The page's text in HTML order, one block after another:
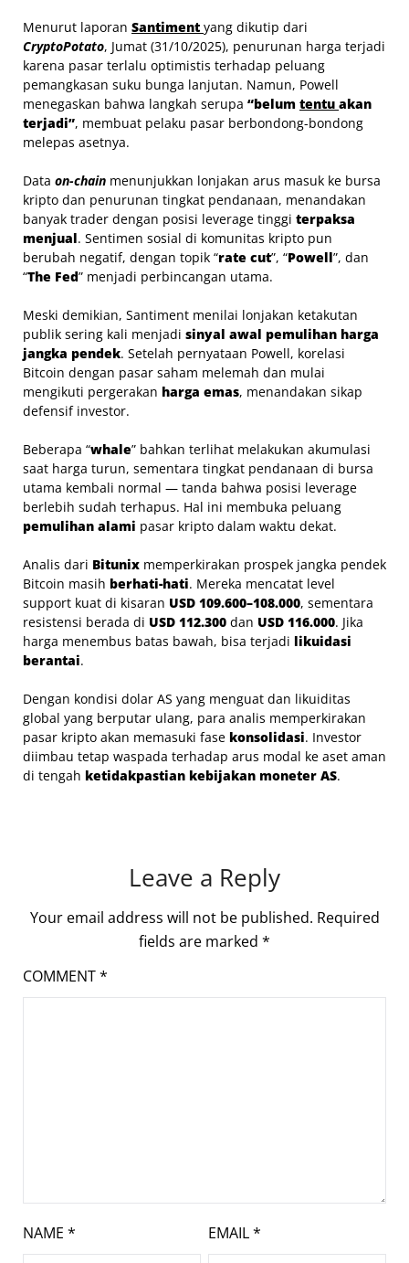
Menurut laporan Santiment yang dikutip dari
CryptoPotato, Jumat (31/10/2025), penurunan harga terjadi
karena pasar terlalu optimistis terhadap peluang
pemangkasan suku bunga lanjutan. Namun, Powell
menegaskan bahwa langkah serupa “belum tentu akan
terjadi”, membuat pelaku pasar berbondong-bondong
melepas asetnya.
Data on-chain menunjukkan lonjakan arus masuk ke bursa
kripto dan penurunan tingkat pendanaan, menandakan
banyak trader dengan posisi leverage tinggi terpaksa
menjual. Sentimen sosial di komunitas kripto pun
berubah negatif, dengan topik “rate cut”, “Powell”, dan
“The Fed” menjadi perbincangan utama.
Meski demikian, Santiment menilai lonjakan ketakutan
publik sering kali menjadi sinyal awal pemulihan harga
jangka pendek. Setelah pernyataan Powell, korelasi
Bitcoin dengan pasar saham melemah dan mulai
mengikuti pergerakan harga emas, menandakan sikap
defensif investor.
Beberapa “whale” bahkan terlihat melakukan akumulasi
saat harga turun, sementara tingkat pendanaan di bursa
utama kembali normal — tanda bahwa posisi leverage
berlebih sudah terhapus. Hal ini membuka peluang
pemulihan alami pasar kripto dalam waktu dekat.
Analis dari Bitunix memperkirakan prospek jangka pendek
Bitcoin masih berhati-hati. Mereka mencatat level
support kuat di kisaran USD 109.600–108.000, sementara
resistensi berada di USD 112.300 dan USD 116.000. Jika
harga menembus batas bawah, bisa terjadi likuidasi
berantai.
Dengan kondisi dolar AS yang menguat dan likuiditas
global yang berputar ulang, para analis memperkirakan
pasar kripto akan memasuki fase konsolidasi. Investor
diimbau tetap waspada terhadap arus modal ke aset aman
di tengah ketidakpastian kebijakan moneter AS.
Leave a Reply
Your email address will not be published. Required
fields are marked *
COMMENT*
NAME * EMAIL*